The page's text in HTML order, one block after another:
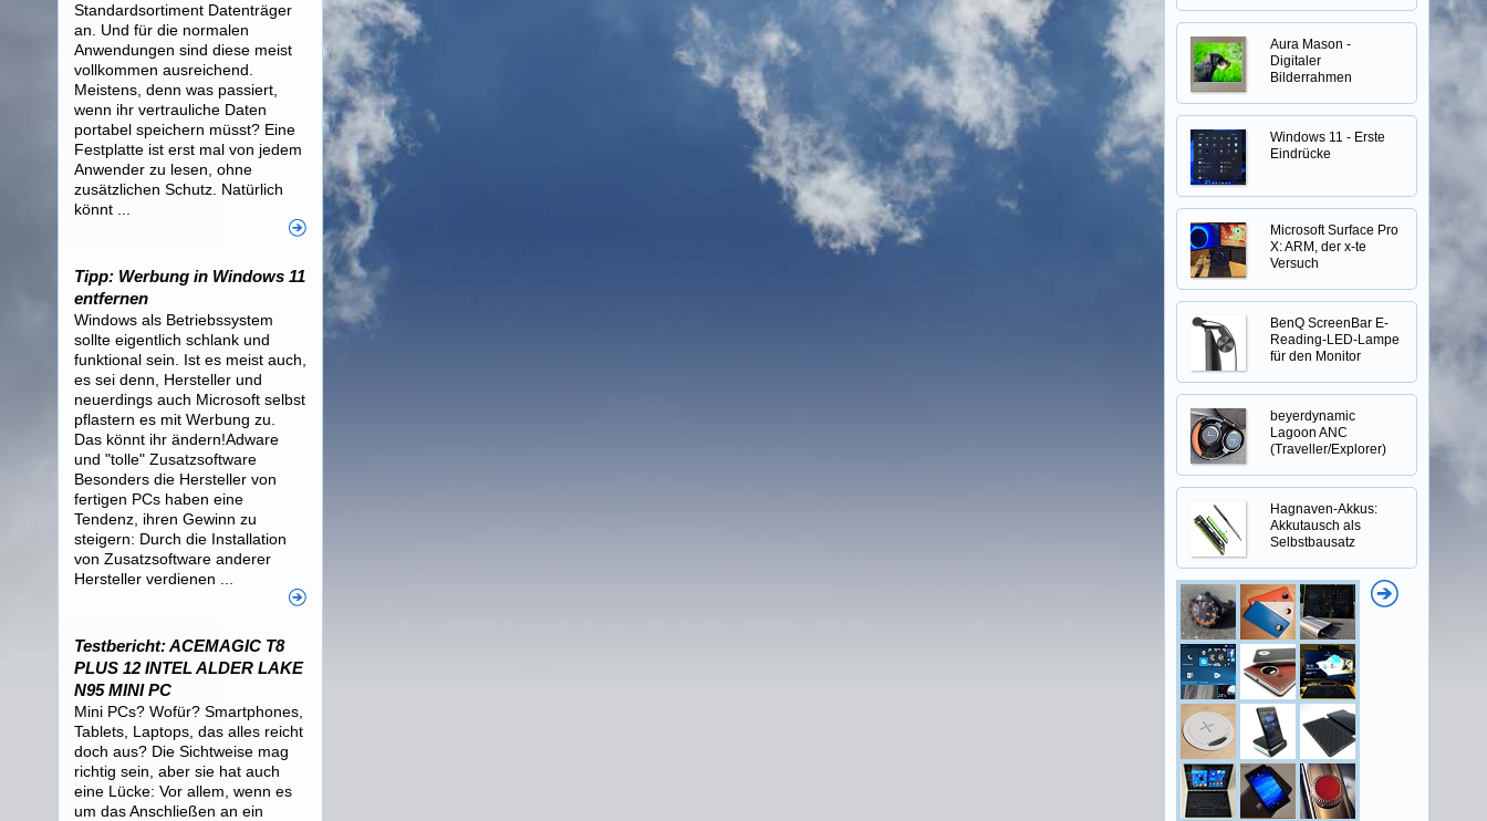
Standardsortiment Datenträger
an. Und für die normalen
Anwendungen sind diese meist
vollkommen ausreichend.
Meistens, denn was passiert,
wenn ihr vertrauliche Daten
portabel speichern müsst? Eine
Festplatte ist erst mal von jedem
Anwender zu lesen, ohne
zusätzlichen Schutz. Natürlich
könnt ...
Tipp: Werbung in Windows 11
entfernen
Windows als Betriebssystem
sollte eigentlich schlank und
funktional sein. Ist es meist auch,
es sei denn, Hersteller und
neuerdings auch Microsoft selbst
pflastern es mit Werbung zu.
Das könnt ihr ändern!Adware
und "tolle" Zusatzsoftware
Besonders die Hersteller von
fertigen PCs haben eine
Tendenz, ihren Gewinn zu
steigern: Durch die Installation
von Zusatzsoftware anderer
Hersteller verdienen ...
Testbericht: ACEMAGIC T8
PLUS 12 INTEL ALDER LAKE
N95 MINI PC
Mini PCs? Wofür? Smartphones,
Tablets, Laptops, das alles reicht
doch aus? Die Sichtweise mag
richtig sein, aber sie hat auch
eine Lücke: Vor allem, wenn es
um das Anschließen an ein
Aura Mason -
Digitaler
Bilderrahmen
Windows 11 - Erste
Eindrücke
Microsoft Surface Pro
X: ARM, der x-te
Versuch
BenQ ScreenBar E-
Reading-LED-Lampe
für den Monitor
beyerdynamic
Lagoon ANC
(Traveller/Explorer)
Hagnaven-Akkus:
Akkutausch als
Selbstbausatz